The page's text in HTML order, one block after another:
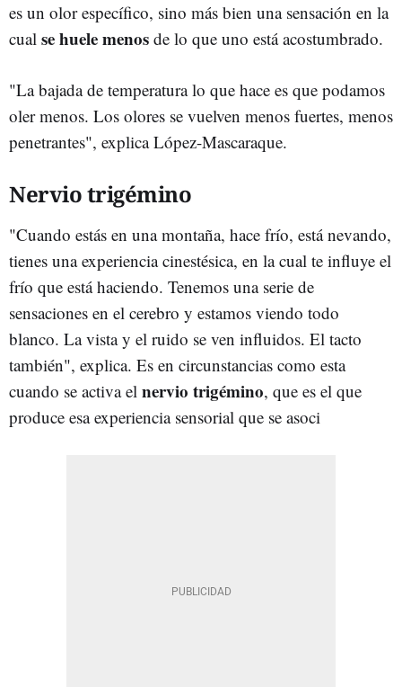
es un olor específico, sino más bien una sensación en la
cual se huele menos de lo que uno está acostumbrado.
"La bajada de temperatura lo que hace es que podamos
oler menos. Los olores se vuelven menos fuertes, menos
penetrantes", explica López-Mascaraque.
Nervio trigémino
"Cuando estás en una montaña, hace frío, está nevando,
tienes una experiencia cinestésica, en la cual te influye el
frío que está haciendo. Tenemos una serie de
sensaciones en el cerebro y estamos viendo todo
blanco. La vista y el ruido se ven influidos. El tacto
también", explica. Es en circunstancias como esta
cuando se activa el nervio trigémino, que es el que
produce esa experiencia sensorial que se asoci